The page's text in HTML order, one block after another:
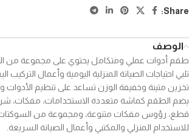
Share:
الوصف
طقم أدوات عملي ومتكامل يحتوي على مجموعة من
تلبي احتياجات الصيانة المنزلية اليومية وأعمال التركيب
تخزين متينة وخفيفة الوزن تساعد على تنظيم الأدوات
يضم الطقم كماشة متعددة الاستخدامات، مفكات،
قطع، رؤوس مفكات متنوعة، ومجموعة من السوكتات،
للاستخدام المنزلي والمكتبي وأعمال الصيانة السريعة.